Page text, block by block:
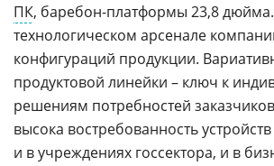
ПК, баребон-платформы 23,8 дюйма.
технологическом арсенале
конфигураций продукции.
продуктовой линейки – ключ к
решениям потребностей
высока востребованность
и в учреждениях госсектора, и в